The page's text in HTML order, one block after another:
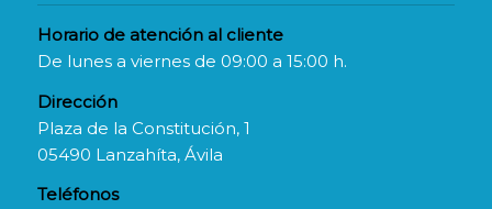
Horario de atención al cliente
De lunes a viernes de 09:00 a 15:00 h.
Dirección
Plaza de la Constitución, 1
05490 Lanzahíta, Ávila
Teléfonos